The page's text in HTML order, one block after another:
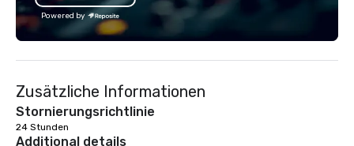
Powered by
Zusätzliche Informationen
Stornierungsrichtlinie
24 Stunden
Additional details